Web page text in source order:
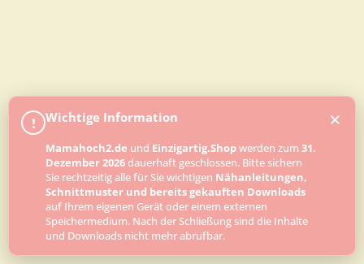
! Wichtige Information
Mamahoch2.de und Einzigartig.Shopwerden zum 31.
Dezember 2026dauerhaft geschlossen. Bitte sichern
Sie rechtzeitig alle für Sie wichtigen Nähanleitungen,
Schnittmuster und bereits gekauften Downloads
auf Ihrem eigenen Gerät oder einem externen
Speichermedium. Nach der Schließung sind die Inhalte
und Downloads nicht mehr abrufbar.
×